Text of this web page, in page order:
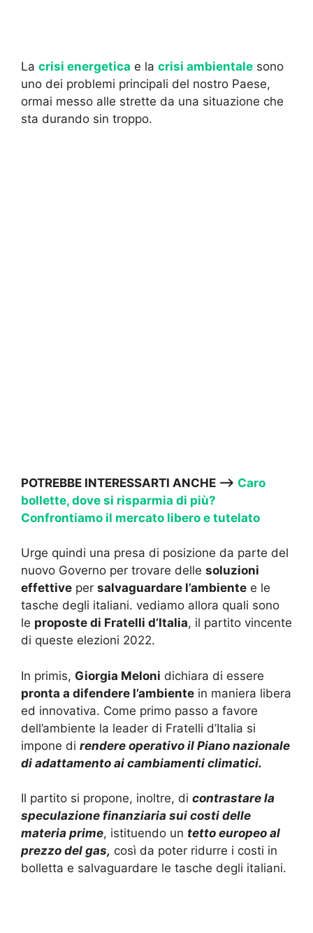
La crisi energetica e la crisi ambientale sono
uno dei problemi principali del nostro Paese,
ormai messo alle strette da una situazione che
sta durando sin troppo.
POTREBBE INTERESSARTI ANCHE —-> Caro
bollette, dove si risparmia di più?
Confrontiamo il mercato libero e tutelato
Urge quindi una presa di posizione da parte del
nuovo Governo per trovare delle soluzioni
effettive per salvaguardare l’ambiente e le
tasche degli italiani. vediamo allora quali sono
le proposte di Fratelli d’Italia, il partito vincente
di queste elezioni 2022.
In primis, Giorgia Meloni dichiara di essere
pronta a difendere l’ambiente in maniera libera
ed innovativa. Come primo passo a favore
dell’ambiente la leader di Fratelli d’Italia si
impone di rendere operativo il Piano nazionale
di adattamento ai cambiamenti climatici.
Il partito si propone, inoltre, di contrastare la
speculazione finanziaria sui costi delle
materia prime, istituendo un tetto europeo al
prezzo del gas, così da poter ridurre i costi in
bolletta e salvaguardare le tasche degli italiani.